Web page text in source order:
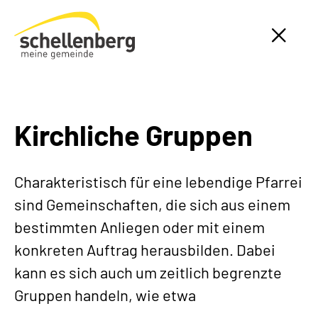
Gemeinde Schellenberg Startseite
Kirchliche Gruppen
Charakteristisch für eine lebendige Pfarrei
sind Gemeinschaften, die sich aus einem
bestimmten Anliegen oder mit einem
konkreten Auftrag herausbilden. Dabei
kann es sich auch um zeitlich begrenzte
Gruppen handeln, wie etwa